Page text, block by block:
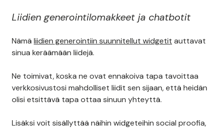
Liidien generointilomakkeet ja chatbotit
Nämä liidien generointiin suunnitellut widgetit auttavat
sinua keräämään liidejä.
Ne toimivat, koska ne ovat ennakoiva tapa tavoittaa
verkkosivustosi mahdolliset liidit sen sijaan, että heidän
olisi etsittävä tapa ottaa sinuun yhteyttä.
Lisäksi voit sisällyttää näihin widgeteihin social proofia,